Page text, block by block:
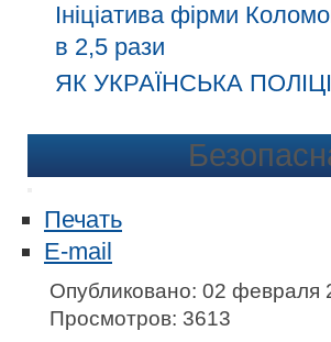
Ініціатива фірми
в 2,5 рази
ЯК УКРАЇНСЬКА
Печать
E-mail
Опубликовано: 02 февраля
Просмотров: 3613